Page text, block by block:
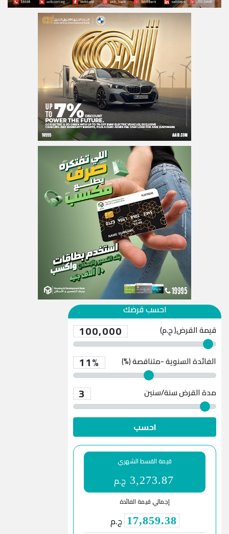
احسب قرضك
قيمة القرض( ج.م) 100,000
الفائدة السنوية -متناقصة (%) 11%
مدة القرض 3 سنة/سنين
احسب
قيمة القسط الشهري
3,273.87 ج.م
إجمالي قيمة الفائدة
17,859.38 ج.م